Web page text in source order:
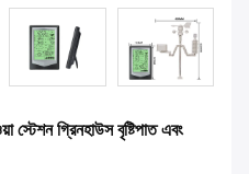
স্টেশন গ্রিনহাউস বৃষ্টিপাত এবং